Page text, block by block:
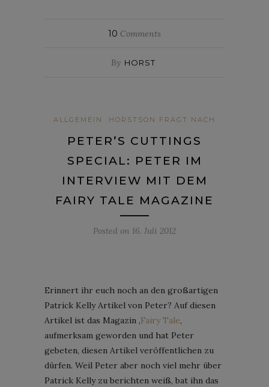
10 Comments
By HORST
ALLGEMEIN HORSTSON FRAGT NACH
PETER’S CUTTINGS
SPECIAL: PETER IM
INTERVIEW MIT DEM
FAIRY TALE MAGAZINE
Posted on 16. Juli 2012
Erinnert ihr euch noch an den großartigen
Patrick Kelly Artikel von Peter? Auf diesen
Artikel ist das Magazin ‚Fairy Tale‚
aufmerksam geworden und hat Peter
gebeten, diesen Artikel veröffentlichen zu
dürfen. Weil Peter aber noch viel mehr über
Patrick Kelly zu berichten weiß, bat ihn das